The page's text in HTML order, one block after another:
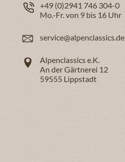
+49 (0)2941 746 304-0
Mo.-Fr. von 9 bis 16 Uhr
service@alpenclassics.de
Alpenclassics e.K.
An der Gärtnerei 12
59555 Lippstadt